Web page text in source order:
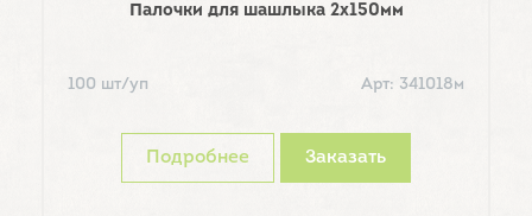
Палочки для шашлыка 2x150мм
100 шт/уп Арт: 341018м
Подробнее Заказать